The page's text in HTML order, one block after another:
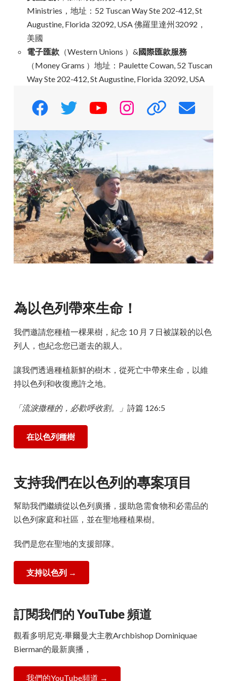
Ministries，地址：52 Tuscan Way Ste 202-412, St
Augustine, Florida 32092, USA 佛羅里達州32092，
美國
電子匯款 （Western Unions ）& 國際匯款服務
（Money Grams ）地址：Paulette Cowan, 52 Tuscan
Way Ste 202-412, St Augustine, Florida 32092, USA
為以色列帶來生命！
我們邀請您種植一棵果樹，紀念 10 月 7 日被謀殺的以色
列人，也紀念您已逝去的親人。
讓我們透過種植新鮮的樹木，從死亡中帶來生命，以維
持以色列和收復應許之地。
「流淚撒種的，必歡呼收割。」 詩篇 126:5
在以色列種樹
支持我們在以色列的專案項目
幫助我們繼續從以色列廣播，援助急需食物和必需品的
以色列家庭和社區，並在聖地種植果樹。
我們是您在聖地的支援部隊。
支持以色列 →
訂閱我們的 YouTube 頻道
觀看多明尼克·畢爾曼大主教Archbishop Dominiquae
Bierman的最新廣播，
我們的YouTube頻道 →